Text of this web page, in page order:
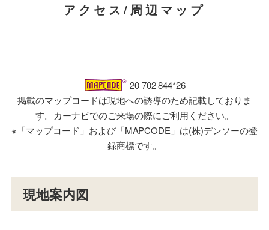
アクセス/周辺マップ
20 702 844*26
掲載のマップコードは現地への誘導のため記載しておりま
す。カーナビでのご来場の際にご利用ください。
※「マップコード」および「MAPCODE」は(株)デンソーの登
録商標です。
現地案内図